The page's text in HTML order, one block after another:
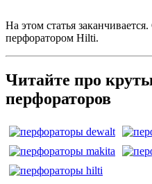
На этом статья
перфоратором Hilti.
Читайте про
перфораторов